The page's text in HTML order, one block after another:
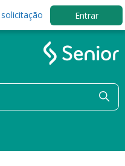
Entrar